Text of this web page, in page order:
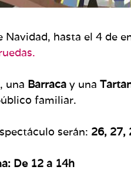
Navidad, hasta el 4 de
una Barraca y una
familiar.
serán: 26, 27,
De 12 a 14h